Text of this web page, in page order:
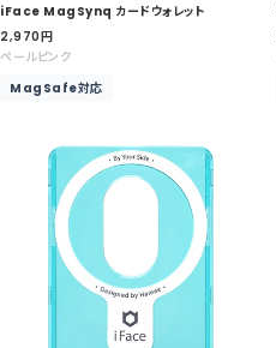
iFace MagSynq カードウォレット
セ
ー
価
2,970円
ペールピンク
MagSafe対応